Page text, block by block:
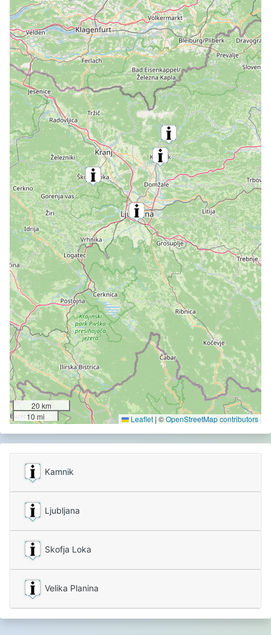
20 km
10 mi
Leaflet | ©OpenStreetMap contributors
Kamnik
Ljubljana
Skofja Loka
Velika Planina